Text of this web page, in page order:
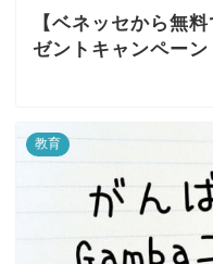
【ベネッセから無
ゼントキャンペーン
教育